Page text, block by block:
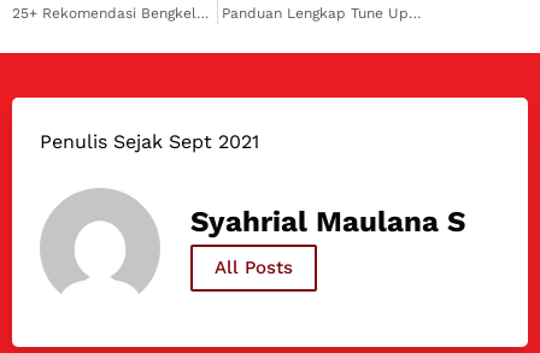
25+ Rekomendasi Bengkel Tune Up Mobil Terbaik di Indonesia Panduan Lengkap Tune Up Mobil untuk Optimalkan Performanya
Penulis Sejak Sept 2021
Syahrial Maulana S
All Posts